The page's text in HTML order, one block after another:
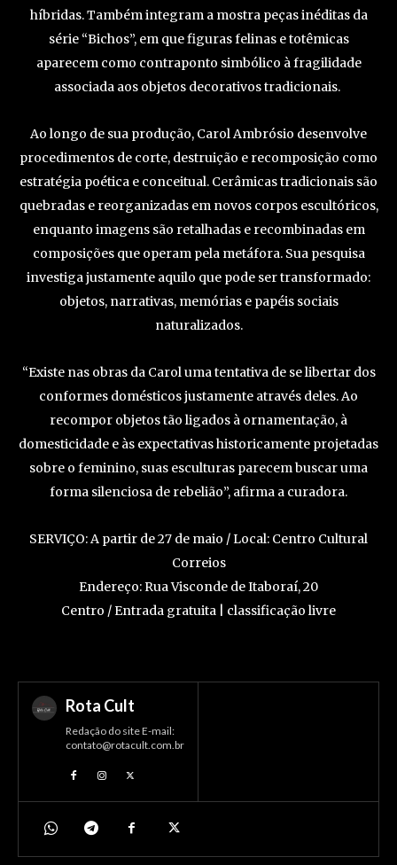
híbridas. Também integram a mostra peças inéditas da
série “Bichos”, em que figuras felinas e totêmicas
aparecem como contraponto simbólico à fragilidade
associada aos objetos decorativos tradicionais.
Ao longo de sua produção, Carol Ambrósio desenvolve
procedimentos de corte, destruição e recomposição como
estratégia poética e conceitual. Cerâmicas tradicionais são
quebradas e reorganizadas em novos corpos escultóricos,
enquanto imagens são retalhadas e recombinadas em
composições que operam pela metáfora. Sua pesquisa
investiga justamente aquilo que pode ser transformado:
objetos, narrativas, memórias e papéis sociais
naturalizados.
“Existe nas obras da Carol uma tentativa de se libertar dos
conformes domésticos justamente através deles. Ao
recompor objetos tão ligados à ornamentação, à
domesticidade e às expectativas historicamente projetadas
sobre o feminino, suas esculturas parecem buscar uma
forma silenciosa de rebelião”, afirma a curadora.
SERVIÇO: A partir de 27 de maio / Local: Centro Cultural
Correios
Endereço: Rua Visconde de Itaboraí, 20
Centro / Entrada gratuita | classificação livre
Rota Cult
Redação do site E-mail:
contato@rotacult.com.br